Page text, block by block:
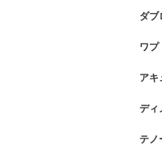
ダブ
ワプ
アキ
ディ
テノ